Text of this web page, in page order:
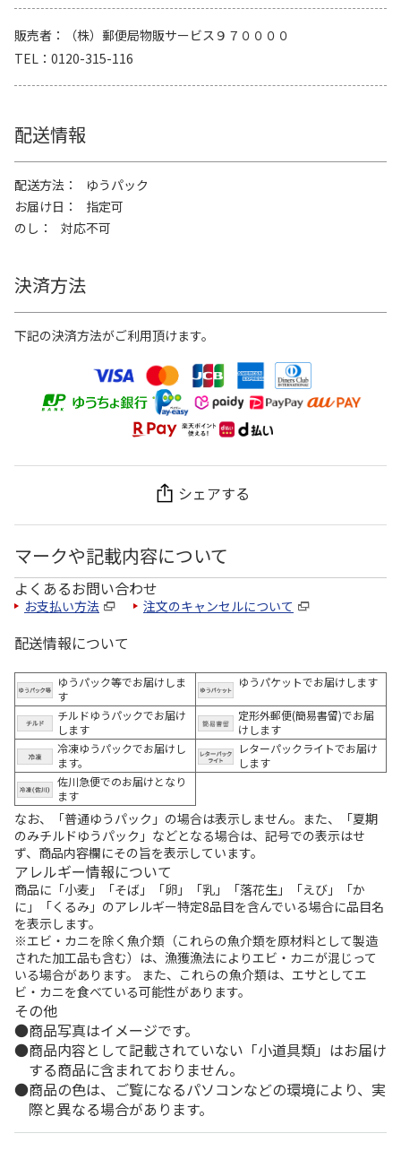
販売者
（株）郵便局物販サービス９７００００
TEL
0120-315-116
配送情報
配送方法
ゆうパック
お届け日
指定可
のし
対応不可
決済方法
下記の決済方法がご利用頂けます。
シェアする
マークや記載内容について
よくあるお問い合わせ
お支払い方法 注文のキャンセルについて
配送情報について
ゆうパック等でお届けしま
す
ゆうパケットでお届けします
チルドゆうパックでお届け
します
定形外郵便(簡易書留)でお届
けします
冷凍ゆうパックでお届けし
ます。
レターパックライトでお届け
します
佐川急便でのお届けとなり
ます
なお、「普通ゆうパック」の場合は表示しません。また、「夏期
のみチルドゆうパック」などとなる場合は、記号での表示はせ
ず、商品内容欄にその旨を表示しています。
アレルギー情報について
商品に「小麦」「そば」「卵」「乳」「落花生」「えび」「か
に」「くるみ」のアレルギー特定8品目を含んでいる場合に品目名
を表示します。
※エビ・カニを除く魚介類（これらの魚介類を原材料として製造
された加工品も含む）は、漁獲漁法によりエビ・カニが混じって
いる場合があります。 また、これらの魚介類は、エサとしてエ
ビ・カニを食べている可能性があります。
その他
商品写真はイメージです。
商品内容として記載されていない「小道具類」はお届け
する商品に含まれておりません。
商品の色は、ご覧になるパソコンなどの環境により、実
際と異なる場合があります。